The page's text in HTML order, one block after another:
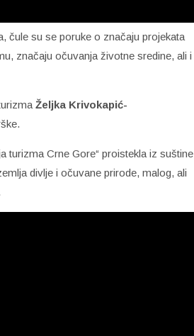
čule su se poruke o značaju projekata
značaju očuvanja životne sredine, ali i
Željka Krivokapić-
turizma Crne Gore“ proistekla iz suštine
divlje i očuvane prirode, malog, ali